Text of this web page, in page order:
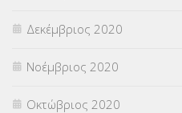
Δεκέμβριος 2020
Νοέμβριος 2020
Οκτώβριος 2020